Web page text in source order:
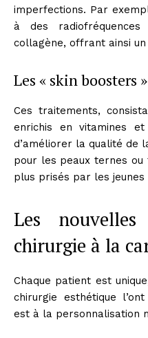
imperfections. Par
à des
collagène, offrant ainsi
Les « skin boosters »
Ces traitements,
enrichis en vitamines
d’améliorer la qualité de
pour les peaux ternes
plus prisés par les jeunes
Les
chirurgie à la
Chaque patient est
chirurgie esthétique
est à la personnalisation